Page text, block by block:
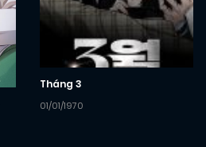
Tháng 3
01/01/1970